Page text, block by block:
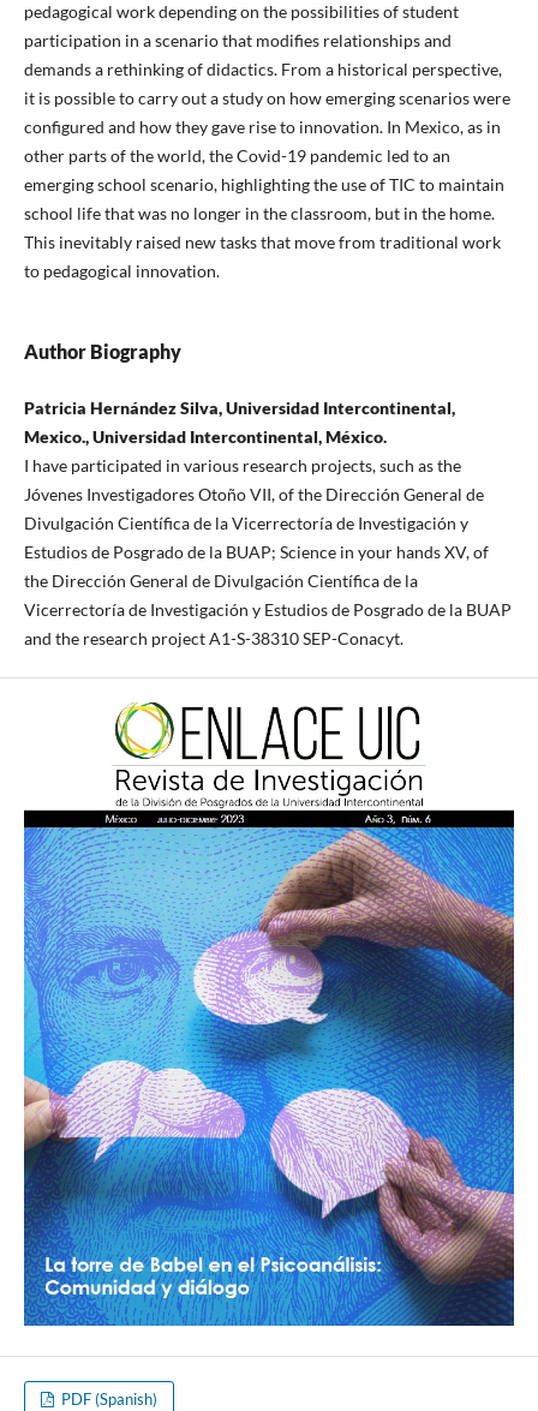
pedagogical work depending on the possibilities of student
participation in a scenario that modifies relationships and
demands a rethinking of didactics. From a historical perspective,
it is possible to carry out a study on how emerging scenarios were
configured and how they gave rise to innovation. In Mexico, as in
other parts of the world, the Covid-19 pandemic led to an
emerging school scenario, highlighting the use of TIC to maintain
school life that was no longer in the classroom, but in the home.
This inevitably raised new tasks that move from traditional work
to pedagogical innovation.
Author Biography
Patricia Hernández Silva, Universidad Intercontinental,
Mexico., Universidad Intercontinental, México.
I have participated in various research projects, such as the
Jóvenes Investigadores Otoño VII, of the Dirección General de
Divulgación Científica de la Vicerrectoría de Investigación y
Estudios de Posgrado de la BUAP; Science in your hands XV, of
the Dirección General de Divulgación Científica de la
Vicerrectoría de Investigación y Estudios de Posgrado de la BUAP
and the research project A1-S-38310 SEP-Conacyt.
PDF (Spanish)